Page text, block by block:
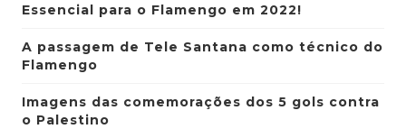
Essencial para o Flamengo em 2022!
A passagem de Tele Santana como técnico do
Flamengo
Imagens das comemorações dos 5 gols contra
o Palestino